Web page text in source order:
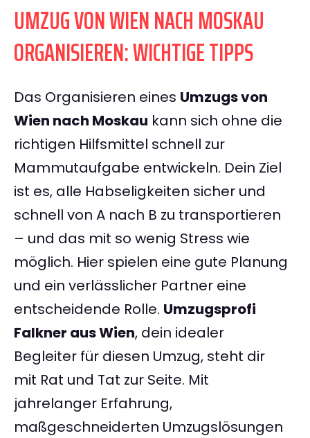
UMZUG VON WIEN NACH MOSKAU
ORGANISIEREN: WICHTIGE TIPPS
Das Organisieren eines Umzugs von
Wien nach Moskau kann sich ohne die
richtigen Hilfsmittel schnell zur
Mammutaufgabe entwickeln. Dein Ziel
ist es, alle Habseligkeiten sicher und
schnell von A nach B zu transportieren
– und das mit so wenig Stress wie
möglich. Hier spielen eine gute Planung
und ein verlässlicher Partner eine
entscheidende Rolle. Umzugsprofi
Falkner aus Wien, dein idealer
Begleiter für diesen Umzug, steht dir
mit Rat und Tat zur Seite. Mit
jahrelanger Erfahrung,
maßgeschneiderten Umzugslösungen